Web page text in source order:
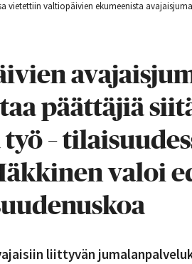
vietettiin valtiopäivien ekumeenista
päättäjiä
työ –
valoi
liittyvän